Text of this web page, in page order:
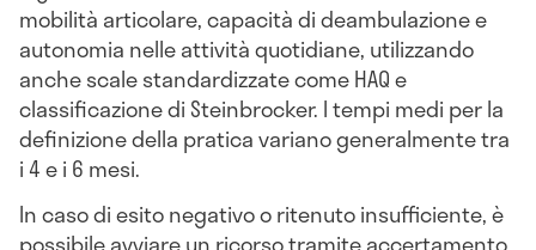
mobilità articolare, capacità di deambulazione e
autonomia nelle attività quotidiane, utilizzando
anche scale standardizzate come HAQ e
classificazione di Steinbrocker. I tempi medi per la
definizione della pratica variano generalmente tra
i 4 e i 6 mesi.
In caso di esito negativo o ritenuto insufficiente, è